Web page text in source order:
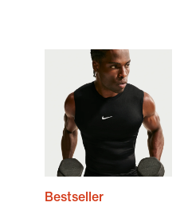
Bestseller